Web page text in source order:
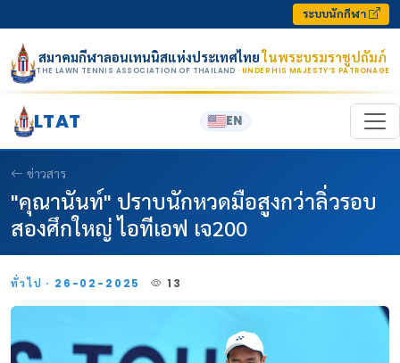
ระบบนักกีฬา
สมาคมกีฬาลอนเทนนิสแห่งประเทศไทยในพระบรมราชูปถัมภ์
THE LAWN TENNIS ASSOCIATION OF THAILAND · UNDER HIS MAJESTY’S PATRONAGE
LTAT EN
ข่าวสาร
"คุณานันท์" ปราบนักหวดมือสูงกว่าลิ่วรอบ
สองศึกใหญ่ ไอทีเอฟ เจ200
ทั่วไป · 26-02-2025 13